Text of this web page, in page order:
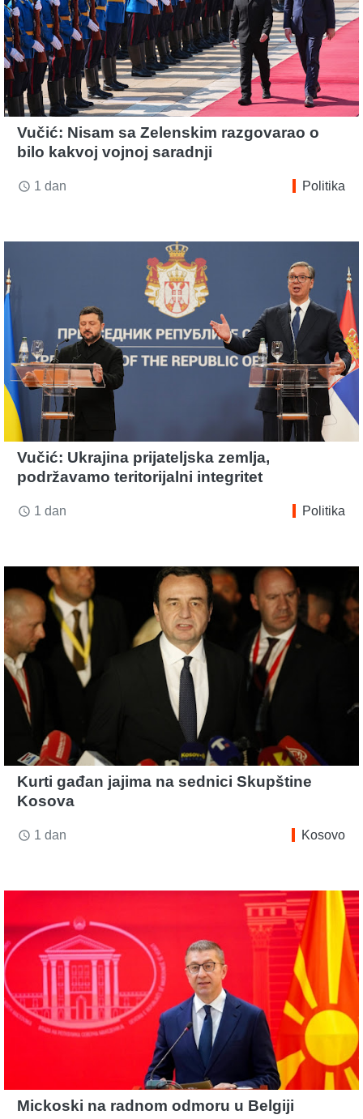
Vučić: Nisam sa Zelenskim razgovarao o
bilo kakvoj vojnoj saradnji
access_time 1 dan Politika
Vučić: Ukrajina prijateljska zemlja,
podržavamo teritorijalni integritet
access_time 1 dan Politika
Kurti gađan jajima na sednici Skupštine
Kosova
access_time 1 dan Kosovo
Mickoski na radnom odmoru u Belgiji